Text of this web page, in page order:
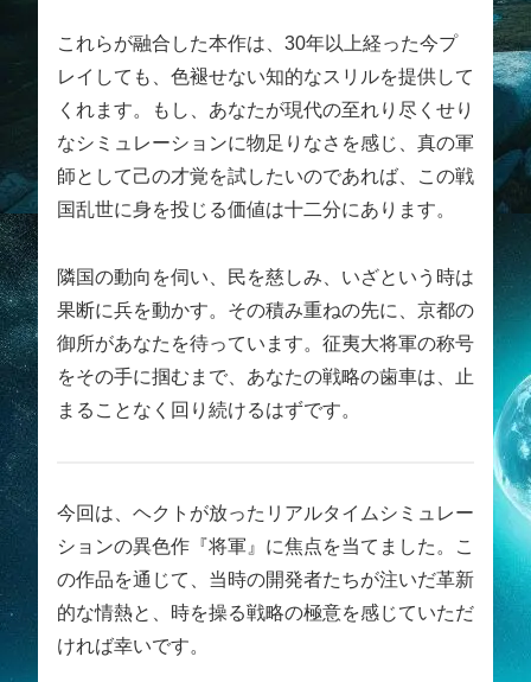
これらが融合した本作は、30年以上経った今プ
レイしても、色褪せない知的なスリルを提供して
くれます。もし、あなたが現代の至れり尽くせり
なシミュレーションに物足りなさを感じ、真の軍
師として己の才覚を試したいのであれば、この戦
国乱世に身を投じる価値は十二分にあります。
隣国の動向を伺い、民を慈しみ、いざという時は
果断に兵を動かす。その積み重ねの先に、京都の
御所があなたを待っています。征夷大将軍の称号
をその手に掴むまで、あなたの戦略の歯車は、止
まることなく回り続けるはずです。
今回は、ヘクトが放ったリアルタイムシミュレー
ションの異色作『将軍』に焦点を当てました。こ
の作品を通じて、当時の開発者たちが注いだ革新
的な情熱と、時を操る戦略の極意を感じていただ
ければ幸いです。